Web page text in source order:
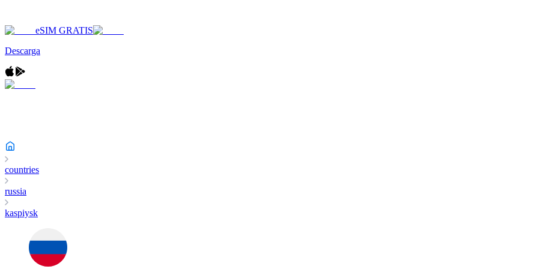
eSIM GRATIS
Descarga
countries
russia
kaspiysk